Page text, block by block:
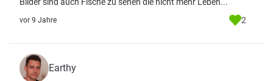
vor 9 Jahre 2
Earthy